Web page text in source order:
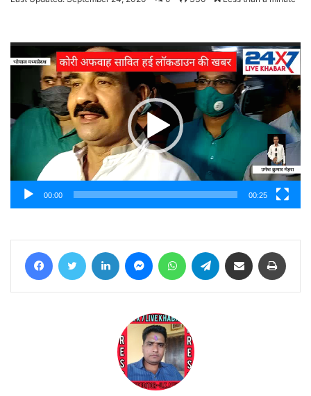
Player
00:00 00:25
FacebookTwitter LinkedIn MessengerWhatsAppTelegram Share via Email